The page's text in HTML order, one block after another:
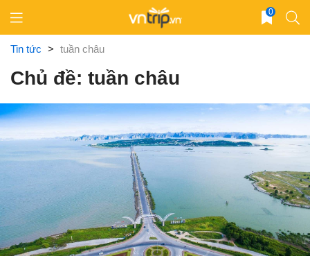
content
0
Tin tức > tuần châu
Chủ đề: tuần châu